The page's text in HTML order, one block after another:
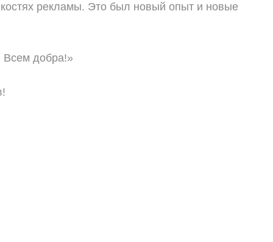
рекламы. Это был новый опыт и новые
Всем добра!»